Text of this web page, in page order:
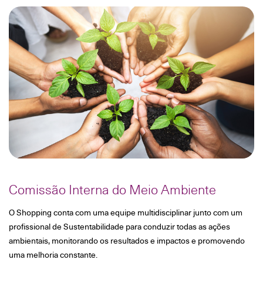
Comissão Interna do Meio Ambiente
O Shopping conta com uma equipe multidisciplinar junto com um
profissional de Sustentabilidade para conduzir todas as ações
ambientais, monitorando os resultados e impactos e promovendo
uma melhoria constante.